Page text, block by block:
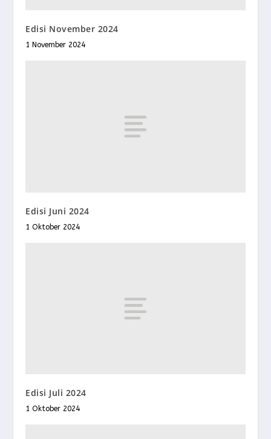
Edisi November 2024
1 November 2024
Edisi Juni 2024
1 Oktober 2024
Edisi Juli 2024
1 Oktober 2024